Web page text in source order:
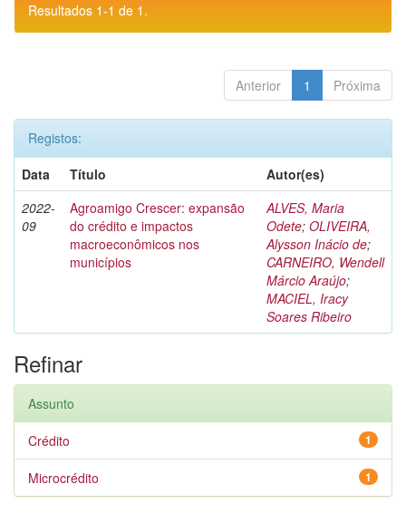
Resultados 1-1 de 1.
Anterior 1 Próxima
Registos:
Data
Título
Autor(es)
2022-
09
Agroamigo Crescer: expansão
do crédito e impactos
macroeconômicos nos
municípios
ALVES, Maria
Odete; OLIVEIRA,
Alysson Inácio de;
CARNEIRO, Wendell
Márcio Araújo;
MACIEL, Iracy
Soares Ribeiro
Refinar
Assunto
1
Crédito
1
Microcrédito